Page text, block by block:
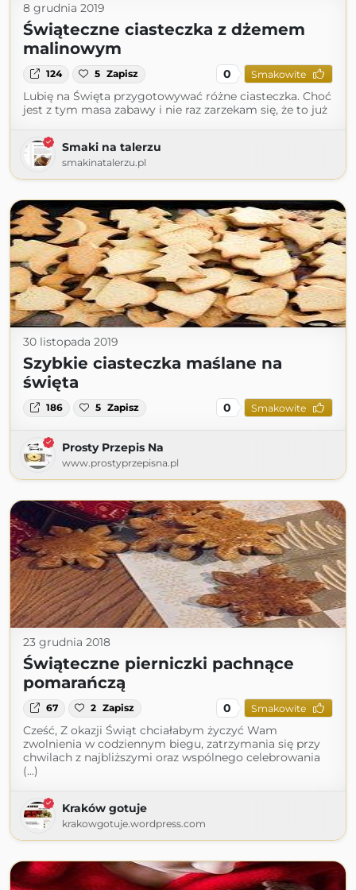
8 grudnia 2019
Świąteczne ciasteczka z dżemem
malinowym
124 5 Zapisz 0 Smakowite
Lubię na Święta przygotowywać różne ciasteczka. Choć
jest z tym masa zabawy i nie raz zarzekam się, że to już
Smaki na talerzu
smakinatalerzu.pl
30 listopada 2019
Szybkie ciasteczka maślane na
święta
186 5 Zapisz 0 Smakowite
Prosty Przepis Na
www.prostyprzepisna.pl
23 grudnia 2018
Świąteczne pierniczki pachnące
pomarańczą
67 2 Zapisz 0 Smakowite
Cześć, Z okazji Świąt chciałabym życzyć Wam
zwolnienia w codziennym biegu, zatrzymania się przy
chwilach z najbliższymi oraz wspólnego celebrowania
(...)
Kraków gotuje
krakowgotuje.wordpress.com